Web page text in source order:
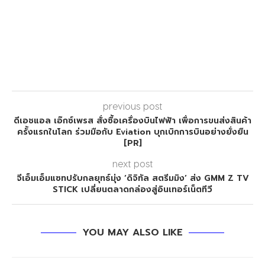
previous post
ดีเอชแอล เอ๊กซ์เพรส สั่งซื้อเครื่องบินไฟฟ้า เพื่อการขนส่งสินค้า
ครั้งแรกในโลก ร่วมมือกับ Eviation บุกเบิกการบินอย่างยั่งยืน
[PR]
next post
จีเอ็มเอ็มแซทปรับกลยุทธ์มุ่ง ‘ดิจิทัล สตรีมมิง’ ส่ง GMM Z TV
STICK เปลี่ยนตลาดกล่องสู่อินเทอร์เน็ตทีวี
YOU MAY ALSO LIKE